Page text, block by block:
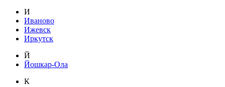
И
Иваново
Ижевск
Иркутск
Й
Йошкар-Ола
К